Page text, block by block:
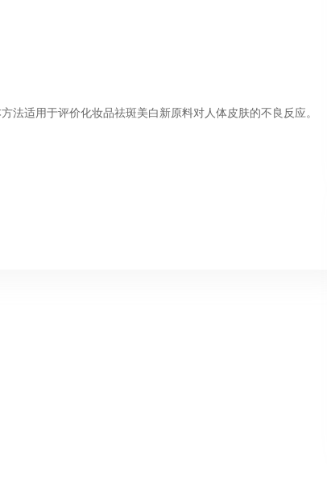
适用于评价化妆品祛斑美白新原料对人体皮肤的不良反应。